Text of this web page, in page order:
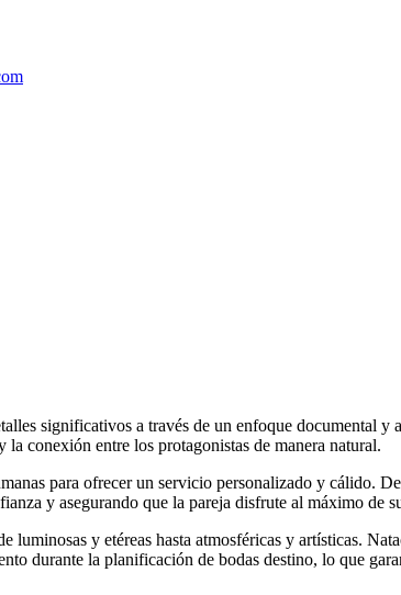
significativos a través de un enfoque documental y
conexión entre los protagonistas de manera natural.
para ofrecer un servicio personalizado y cálido.
y asegurando que la pareja disfrute al máximo de
luminosas y etéreas hasta atmosféricas y artísticas.
durante la planificación de bodas destino, lo que